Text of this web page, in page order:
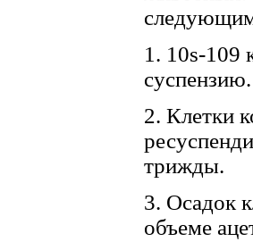
1. 10s-109
суспензию.
2. Клетки
трижды.
3. Осадок
объеме